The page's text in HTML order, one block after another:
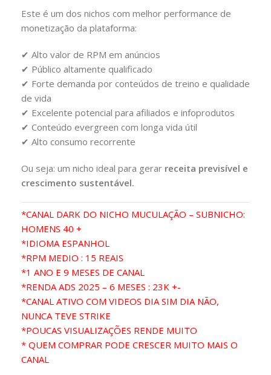
Este é um dos nichos com melhor performance de
monetização da plataforma:
✔ Alto valor de RPM em anúncios
✔ Público altamente qualificado
✔ Forte demanda por conteúdos de treino e qualidade
de vida
✔ Excelente potencial para afiliados e infoprodutos
✔ Conteúdo evergreen com longa vida útil
✔ Alto consumo recorrente
Ou seja: um nicho ideal para gerar receita previsível e
crescimento sustentável.
*CANAL DARK DO NICHO MUCULAÇÃO – SUBNICHO:
HOMENS 40 +
*IDIOMA ESPANHOL
*RPM MEDIO : 15 REAIS
*1 ANO E 9 MESES DE CANAL
*RENDA ADS 2025 – 6 MESES : 23K +-
*CANAL ATIVO COM VIDEOS DIA SIM DIA NÃO,
NUNCA TEVE STRIKE
*POUCAS VISUALIZAÇÕES RENDE MUITO
* QUEM COMPRAR PODE CRESCER MUITO MAIS O
CANAL